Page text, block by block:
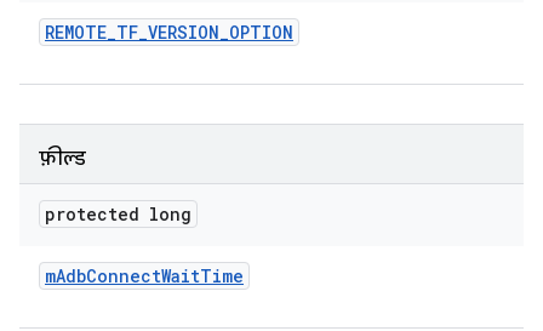
REMOTE_TF_VERSION_OPTION
फ़ील्ड
protected long
mAdbConnectWaitTime